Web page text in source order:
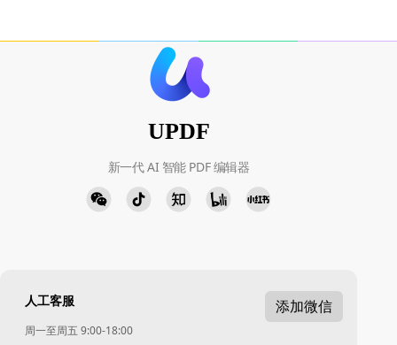
UPDF
新一代 AI 智能 PDF 编辑器
人工客服
周一至周五 9:00-18:00
添加微信